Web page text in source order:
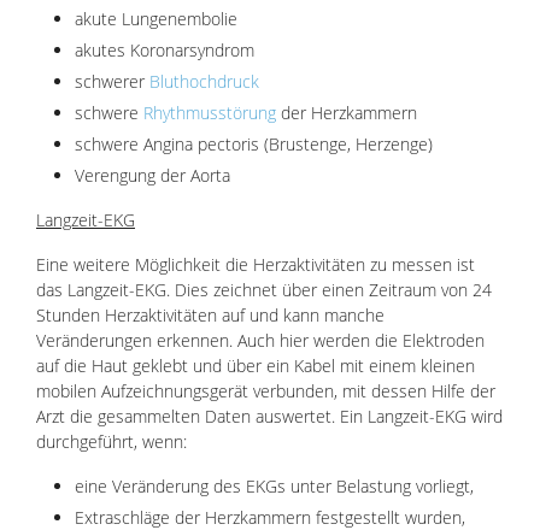
akute Lungenembolie
akutes Koronarsyndrom
schwerer Bluthochdruck
schwere Rhythmusstörung der Herzkammern
schwere Angina pectoris (Brustenge, Herzenge)
Verengung der Aorta
Langzeit-EKG
Eine weitere Möglichkeit die Herzaktivitäten zu messen ist
das Langzeit-EKG. Dies zeichnet über einen Zeitraum von 24
Stunden Herzaktivitäten auf und kann manche
Veränderungen erkennen. Auch hier werden die Elektroden
auf die Haut geklebt und über ein Kabel mit einem kleinen
mobilen Aufzeichnungsgerät verbunden, mit dessen Hilfe der
Arzt die gesammelten Daten auswertet. Ein Langzeit-EKG wird
durchgeführt, wenn:
eine Veränderung des EKGs unter Belastung vorliegt,
Extraschläge der Herzkammern festgestellt wurden,